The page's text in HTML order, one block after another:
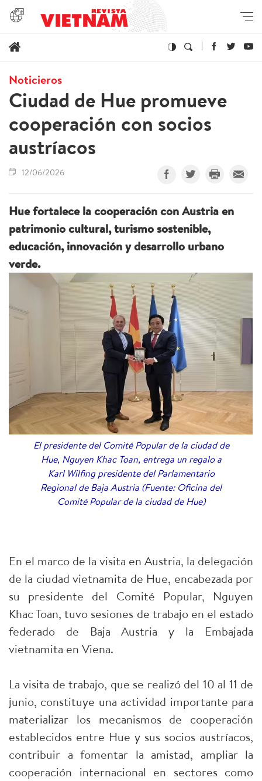
Noticieros
Ciudad de Hue promueve
cooperación con socios
austríacos
12/06/2026
Hue fortalece la cooperación con Austria en
patrimonio cultural, turismo sostenible,
educación, innovación y desarrollo urbano
verde.
El presidente del Comité Popular de la ciudad de
Hue, Nguyen Khac Toan, entrega un regalo a
Karl Wilfing presidente del Parlamentario
Regional de Baja Austria (Fuente: Oficina del
Comité Popular de la ciudad de Hue)
En el marco de la visita en Austria, la delegación
de la ciudad vietnamita de Hue, encabezada por
su presidente del Comité Popular, Nguyen
Khac Toan, tuvo sesiones de trabajo en el estado
federado de Baja Austria y la Embajada
vietnamita en Viena.
La visita de trabajo, que se realizó del 10 al 11 de
junio, constituye una actividad importante para
materializar los mecanismos de cooperación
establecidos entre Hue y sus socios austríacos,
contribuir a fomentar la amistad, ampliar la
cooperación internacional en sectores como